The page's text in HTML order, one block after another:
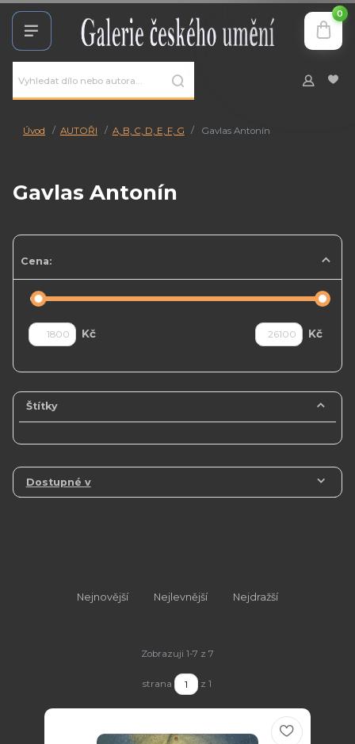
0
Úvod AUTOŘI A, B, C, D, E, F, G Gavlas Antonín
Gavlas Antonín
Cena:
Kč Kč
Štítky
Dostupné v
Nejnovější Nejlevnější Nejdražší
Zobrazuji 1-7 z 7
strana z 1